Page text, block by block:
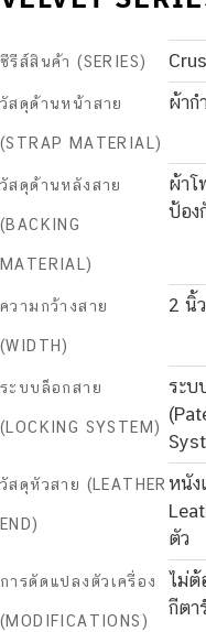
ซีรีส์สินค้า (SERIES)
วัสดุด้านหน้าสาย
(STRAP MATERIAL)
ผ้าก
วัสดุด้านหลังสาย
(BACKING
MATERIAL)
ผ้าโ
ป้อง
ความกว้างสาย
(WIDTH)
2 นิ้
ระบบล็อกสาย
(LOCKING SYSTEM)
ระบ
วัสดุหัวสาย (LEATHER
END)
หนัง
ตัว
การดัดแปลงตัวเครื่อง
(MODIFICATIONS)
ไม่ต้
กีตา